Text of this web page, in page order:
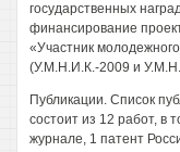
государственных
финансирование
«Участник
(У.М.Н.И.К.-2009 и
Публикации. Список
состоит из 12 работ, в
журнале, 1 патент